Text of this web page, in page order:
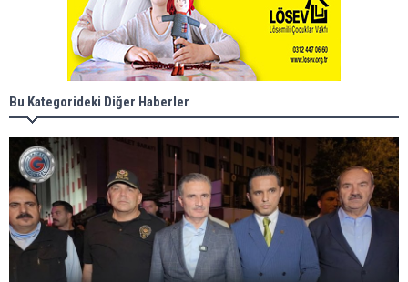
Bu Kategorideki Diğer Haberler